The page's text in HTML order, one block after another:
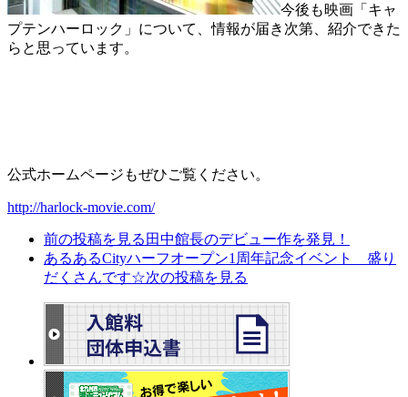
今後も映画「キャ
プテンハーロック」について、情報が届き次第、紹介できた
らと思っています。
公式ホームページもぜひご覧ください。
http://harlock-movie.com/
前の投稿を見る 田中館長のデビュー作を発見！
あるあるCityハーフオープン1周年記念イベント 盛り
だくさんです☆次の投稿を見る